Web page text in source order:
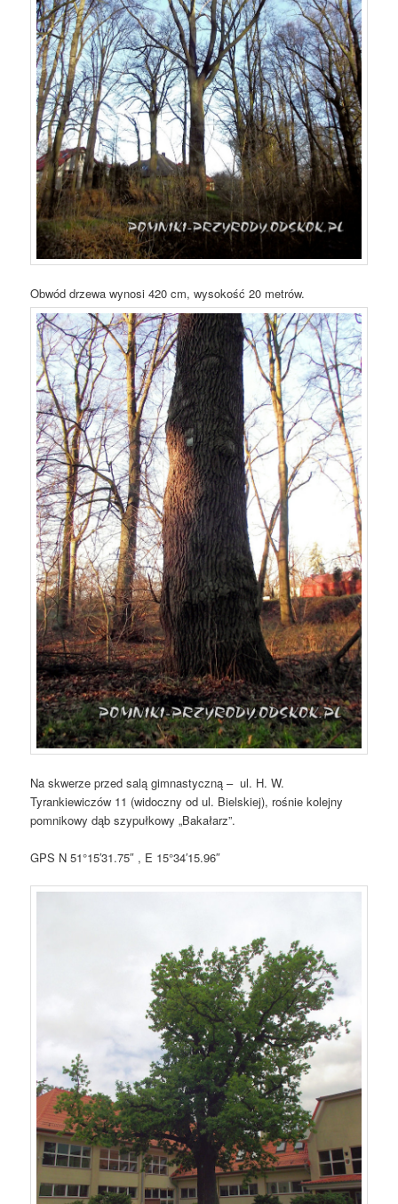
Obwód drzewa wynosi 420 cm, wysokość 20 metrów.
Na skwerze przed salą gimnastyczną – ul. H. W.
Tyrankiewiczów 11 (widoczny od ul. Bielskiej), rośnie kolejny
pomnikowy dąb szypułkowy „Bakałarz”.
GPS N 51°15′31.75″ , E 15°34′15.96″